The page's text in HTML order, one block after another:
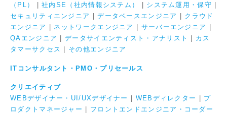
（PL）
|社内SE（社内情報システム） システム運用・保守
セキュリティエンジニア
|データベースエンジニア
クラウド
エンジニア
ネットワークエンジニア サーバーエンジニア
QAエンジニア
|データサイエンティスト・アナリスト
カス
タマーサクセス
その他エンジニア
ITコンサルタント・PMO・プリセールス
クリエイティブ
WEBデザイナー・UI/UXデザイナー
WEBディレクター
プ
ロダクトマネージャー
フロントエンドエンジニア・コーダー